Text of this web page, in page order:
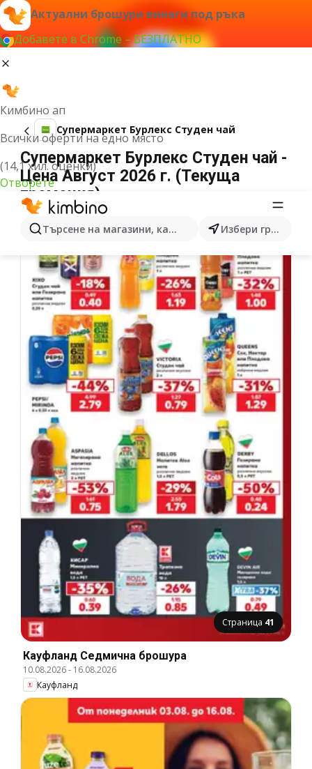
Актуални брошури винаги под ръка
Добавете в Chrome – БЕЗПЛАТНО
Кимбино ап
Всички оферти на едно място
(14,1 хил. оценки)
Отворете
Търсене на магазини, категории, продукти...Избери град
Супермаркет Бурлекс Студен чай
Супермаркет Бурлекс Студен чай -
Цена Август 2026 г. (Текуща
промоция)
Страница 41
Кауфланд Cедмична брошура
10.08.2026- 16.08.2026
Кауфланд